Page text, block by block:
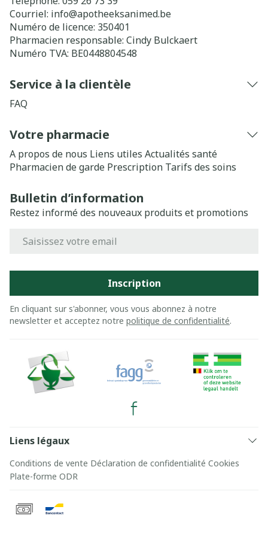
Courriel: info@apotheeksanimed.be
Numéro de licence: 350401
Pharmacien responsable: Cindy Bulckaert
Numéro TVA: BE0448804548
Service à la clientèle
FAQ
Votre pharmacie
A propos de nous Liens utiles Actualités santé
Pharmacien de garde Prescription Tarifs des soins
Bulletin d’information
Restez informé des nouveaux produits et promotions
Inscription
En cliquant sur s'abonner, vous vous abonnez à notre
newsletter et acceptez notre politique de confidentialité.
Liens légaux
Conditions de vente Déclaration de confidentialité Cookies
Plate-forme ODR